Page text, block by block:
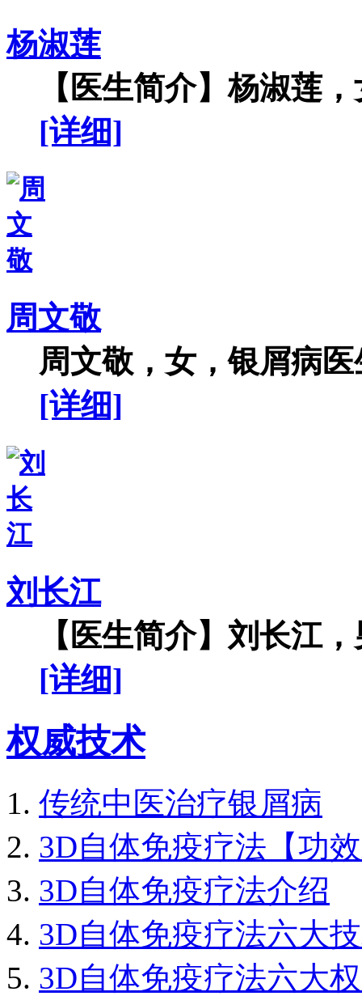
杨淑莲
【医生简介】杨淑莲
[详细]
周文敬
周文敬，女，银屑病
[详细]
刘长江
【医生简介】刘长江
[详细]
权威技术
传统中医治疗银屑病
3D自体免疫疗法【功
3D自体免疫疗法介绍
3D自体免疫疗法六大
3D自体免疫疗法六大